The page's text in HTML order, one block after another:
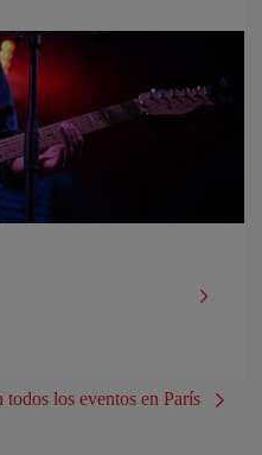
todos los eventos en París